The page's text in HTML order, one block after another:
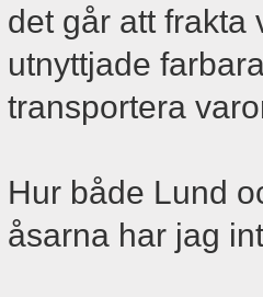
det går att frakta
utnyttjade
transportera
Hur både Lund
åsarna har jag